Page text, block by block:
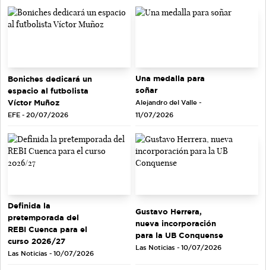
Boniches dedicará un
espacio al futbolista
Víctor Muñoz
EFE - 20/07/2026
Una medalla para
soñar
Alejandro del Valle -
11/07/2026
Definida la
pretemporada del
REBI Cuenca para el
curso 2026/27
Las Noticias - 10/07/2026
Gustavo Herrera,
nueva incorporación
para la UB Conquense
Las Noticias - 10/07/2026